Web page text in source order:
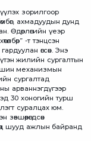
зорилгоор
ахмадуудын дунд
Өдөрлөгийн үеэр
-т тэнцсэн
өгсөн. Энэ
жилийн сургалтын
механизмын
сургалтад
арваннэгдүгээр
30 хоногийн турш
суралцах юм.
шууд ажлын байранд